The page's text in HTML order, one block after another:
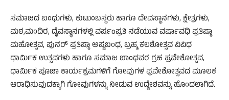
ಸಮಾಜದ ಬಂಧುಗಳು, ಕುಟುಂಬಸ್ಥರು ಹಾಗೂ ದೇವಸ್ಥಾನಗಳು, ಕ್ಷೇತ್ರಗಳು,
ಮಠ,ಮಂದಿರ, ದೈವಸ್ಥಾನಗಳಲ್ಲಿ ವರ್ಷoಪ್ರತಿ ನಡೆಯುವ ವರ್ಷಾವಧಿ ಪ್ರತಿಷ್ಠಾ
ಮಹೋತ್ಸವ, ಪುನರ್ ಪ್ರತಿಷ್ಠಾ ಅಷ್ಟಬಂಧ, ಬ್ರಹ್ಮ ಕಲಶೋತ್ಸವ ವಿವಿಧ
ಧಾರ್ಮಿಕ ಉತ್ಸವಗಳು ಹಾಗೂ ಸಮಾಜ ಬಾಂಧವರ ಗ್ರಹ ಪ್ರವೇಶೋತ್ಸವ,
ಧಾರ್ಮಿಕ ಪೂಜಾ ಕಾರ್ಯಕ್ರಮಗಳಿಗೆ ಗೋವುಗಳ ಪ್ರವೇಶೋತ್ಸವದ ಮೂಲಕ
ಆರಾಧಿಸುವುದಕ್ಕಾಗಿ ಗೋವುಗಳನ್ನು ನೀಡುವ ಉದ್ದೇಶವನ್ನು ಹೊಂದಲಾಗಿದೆ.